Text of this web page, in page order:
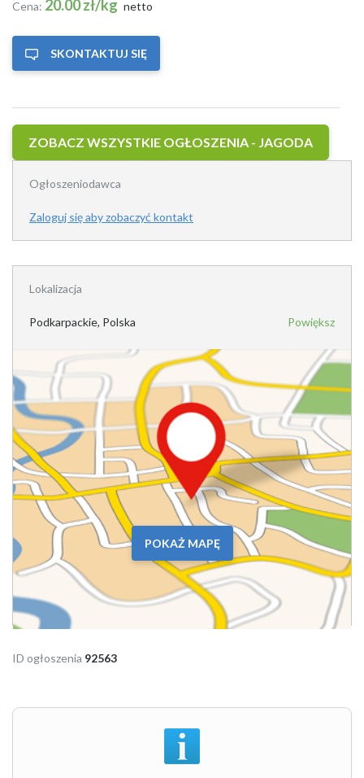
Cena: 20.00 zł/kg netto
SKONTAKTUJ SIĘ
ZOBACZ WSZYSTKIE OGŁOSZENIA - JAGODA
Ogłoszeniodawca
Zaloguj się aby zobaczyć kontakt
Lokalizacja
Podkarpackie, Polska Powiększ
POKAŻ MAPĘ
ID ogłoszenia 92563